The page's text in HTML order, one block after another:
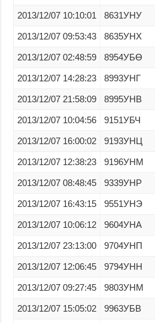
2013/12/07 10:10:01 8631УНУ
2013/12/07 09:53:43 8635УНХ
2013/12/07 02:48:59 8954УБӨ
2013/12/07 14:28:23 8993УНГ
2013/12/07 21:58:09 8995УНВ
2013/12/07 10:04:56 9151УБЧ
2013/12/07 16:00:02 9193УНЦ
2013/12/07 12:38:23 9196УНМ
2013/12/07 08:48:45 9339УНР
2013/12/07 16:43:15 9551УНЭ
2013/12/07 10:06:12 9604УНА
2013/12/07 23:13:00 9704УНП
2013/12/07 12:06:45 9794УНН
2013/12/07 09:27:45 9803УНМ
2013/12/07 15:05:02 9963УБВ